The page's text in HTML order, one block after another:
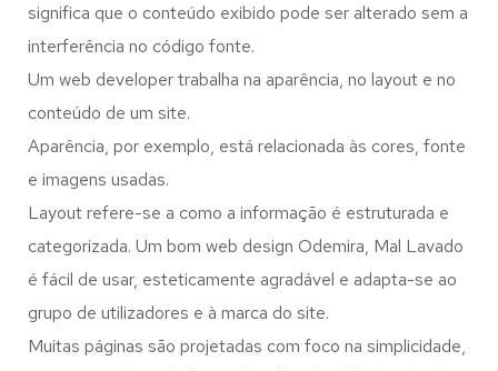
significa que o conteúdo exibido pode ser alterado sem a
interferência no código fonte.
Um web developer trabalha na aparência, no layout e no
conteúdo de um site.
Aparência, por exemplo, está relacionada às cores, fonte
e imagens usadas.
Layout refere-se a como a informação é estruturada e
categorizada. Um bom web design Odemira, Mal Lavado
é fácil de usar, esteticamente agradável e adapta-se ao
grupo de utilizadores e à marca do site.
Muitas páginas são projetadas com foco na simplicidade,